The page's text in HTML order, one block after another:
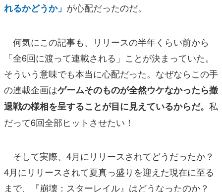
れるかどうか」 が心配だったのだ。
何気にこの記事も、リリースの半年くらい前から
「全6回に渡って連載される」ことが決まっていた。
そういう意味でも本当に心配だった。なぜならこの手
の連載企画はゲームそのものが全然ウケなかったら撤
退戦の様相を呈することが目に見えているからだ。 私
だって6回全部ヒットさせたい！
そして実際、4月にリリースされてどうだったか？
4月にリリースされて夏真っ盛りを迎えた現在に至る
まで、『崩壊：スターレイル』はどうなったのか？